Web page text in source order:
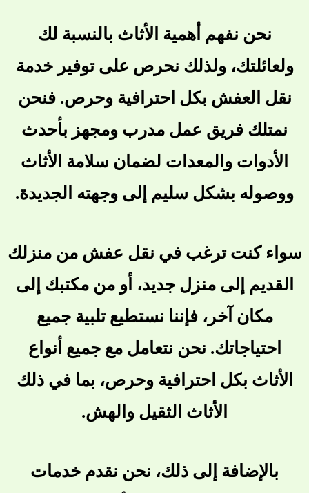
نحن نفهم أهمية الأثاث بالنسبة لك
ولعائلتك، ولذلك نحرص على توفير خدمة
نقل العفش بكل احترافية وحرص. فنحن
نمتلك فريق عمل مدرب ومجهز بأحدث
الأدوات والمعدات لضمان سلامة الأثاث
ووصوله بشكل سليم إلى وجهته الجديدة.
سواء كنت ترغب في نقل عفش من منزلك
القديم إلى منزل جديد، أو من مكتبك إلى
مكان آخر، فإننا نستطيع تلبية جميع
احتياجاتك. نحن نتعامل مع جميع أنواع
الأثاث بكل احترافية وحرص، بما في ذلك
الأثاث الثقيل والهش.
بالإضافة إلى ذلك، نحن نقدم خدمات